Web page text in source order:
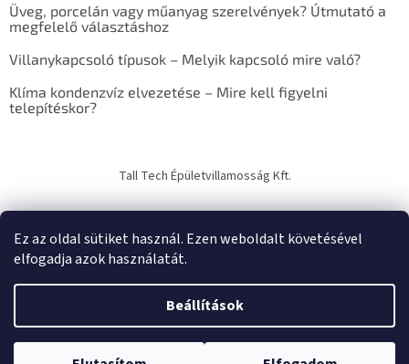
Ez az oldal sütiket használ. Ezen weboldalt követésével
elfogadja azok használatát.
Beállítások
s
ő
Üveg, porcelán vagy műanyag szerelvények? Útmutató a
megfelelő választáshoz
Villanykapcsoló típusok – Melyik kapcsoló mire való?
Klíma kondenzvíz elvezetése – Mire kell figyelni
telepítéskor?
Tall Tech Épületvillamosság Kft.
Copyright 2026TechTrade Studio. Minden jog fenntartva.Süti